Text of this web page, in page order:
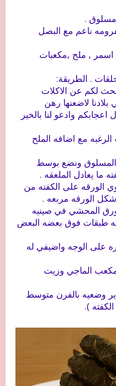
.
ناعم مع البصل
, ملح ,مكعبات
. الطريقة:
لكم عن الاكلات
لاضعنها رهن
وادعو لنا بالخير
الرغبه مع اضافه الملح
ونضع بوسط
ما يعادل الملعقه .
الورقه على الكفته من
الورقه مربعه .
ق المحشي في صينيه
طبقات فوق بعضه البعض
على الوجه واضيفي له
الماجي وزيت
وضعيه بالفرن متوسط
).